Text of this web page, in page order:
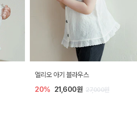
오드 바디수트
10% 27,900원 31,000원